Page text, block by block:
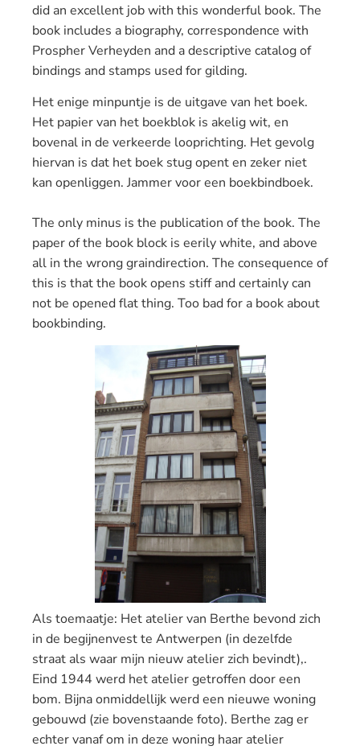
did an excellent job with this wonderful book. The
book includes a biography, correspondence with
ProspherVerheyden and a descriptive catalogof
bindings and stamps used for gilding.
Het enige minpuntje is de uitgave van het boek.
Het papier van het boekblok is akelig wit, en
bovenal in de verkeerde looprichting. Het gevolg
hiervan is dat het boek stug opent en zeker niet
kan openliggen. Jammer voor een boekbindboek.
The only minus is the publication of the book. The
paper ofthe book block is eerilywhite, and above
all in the wronggraindirection. The consequence of
this is thatthe book opens stiff and certainly can
not be opened flat thing. Too bad for a book about
bookbinding.
Als toemaatje: Het atelier van Berthe bevond zich
in de begijnenvest te Antwerpen (in dezelfde
straat als waar mijn nieuw atelier zich bevindt),.
Eind 1944 werd het atelier getroffen door een
bom. Bijna onmiddellijk werd een nieuwe woning
gebouwd (zie bovenstaande foto). Berthe zag er
echter vanaf om in deze woning haar atelier